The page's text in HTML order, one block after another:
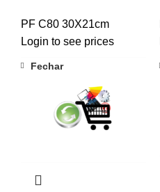
PF C80 30X21cm
Login to see prices
Fechar